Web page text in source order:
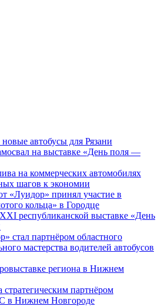
автобусы для Рязани
на выставке «День поля —
на коммерческих автомобилях
шагов к экономии
«Луидор» принял участие в
кольца» в Городце
республиканской выставке «День
стал партнёром областного
мастерства водителей автобусов
региона в Нижнем
партнёром
в Нижнем Новгороде